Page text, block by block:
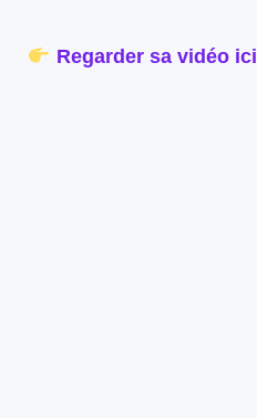
Regarder sa vidéo ici